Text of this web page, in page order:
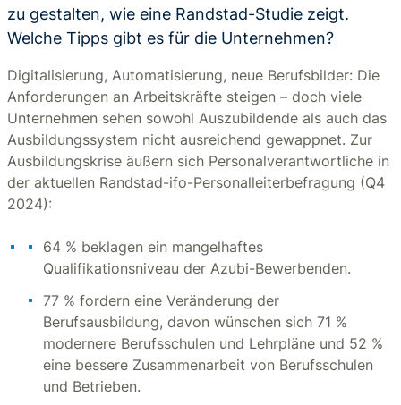
zu gestalten, wie eine Randstad-Studie zeigt.
Welche Tipps gibt es für die Unternehmen?
Digitalisierung, Automatisierung, neue Berufsbilder: Die
Anforderungen an Arbeitskräfte steigen – doch viele
Unternehmen sehen sowohl Auszubildende als auch das
Ausbildungssystem nicht ausreichend gewappnet. Zur
Ausbildungskrise äußern sich Personalverantwortliche in
der aktuellen Randstad-ifo-Personalleiterbefragung (Q4
2024):
64 % beklagen ein mangelhaftes
Qualifikationsniveau der Azubi-Bewerbenden.
77 % fordern eine Veränderung der
Berufsausbildung, davon wünschen sich 71 %
modernere Berufsschulen und Lehrpläne und 52 %
eine bessere Zusammenarbeit von Berufsschulen
und Betrieben.